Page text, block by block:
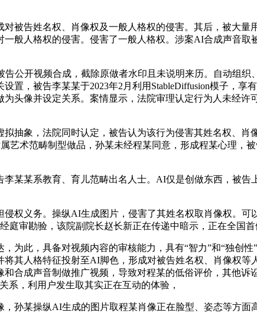
告姓名权、肖像权及一般人格权的侵害。其后，被大量
般人格权的侵害。侵害了一般人格权。涉案AI合成声音
开视频合成，截除原做者水印且未说明来历。自动组织
置，被告李某某于2023年2月利用StableDiffusion模子，
头像并设定关系。案情显示，法院审理认定行为人未经
象，法院同时认定，被告认为该行为侵害其姓名权、肖
艺术范畴制型做品，孙某未经程某同意，形成程某心理，
某系教育、育儿范畴出名人士。AI仅是创做东西，被告
义务。操纵AI生成图片，侵害了其姓名权取肖像权。可
审勘验，该院副院长赵长新正在传递中暗示，正在全国首
此，具备对视频内容的审核能力，具有“智力”和“独创性
其人格特征投射至AI脚色，形成对被告姓名权、肖像权
合成声音制做推广视频，导致对程某的低俗评价，其他
系，利用户发生取其实正在互动的体验，
某操纵AI生成的图片取程某肖像正在脸型、姿态等方面